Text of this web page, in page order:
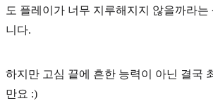
도 플레이가 너무 지루해지지 않을까라는
니다.
하지만 고심 끝에 흔한 능력이 아닌 결국
만요 :)